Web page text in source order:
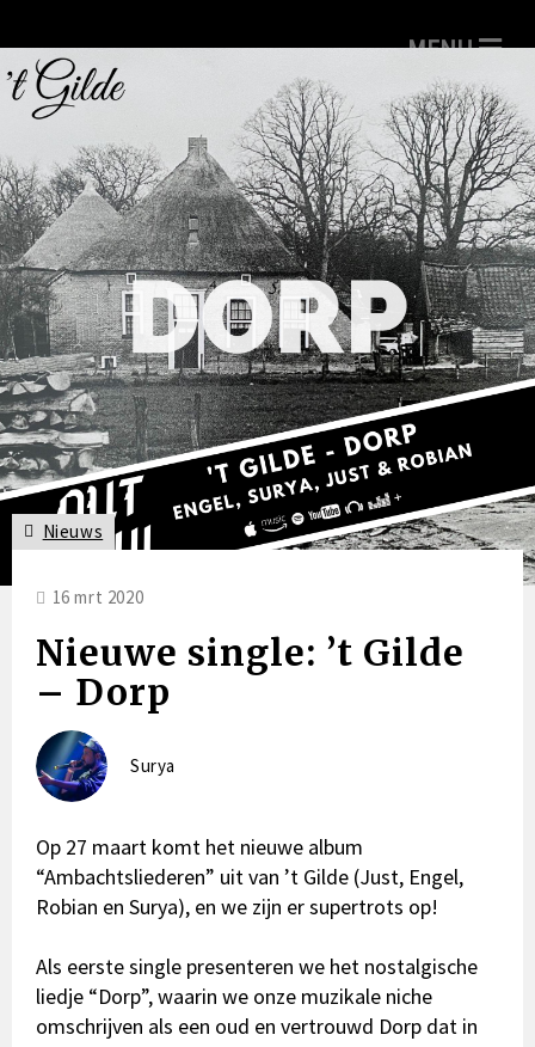
Nieuws
Nieuwe single: ’t Gilde
– Dorp
Surya
16 mrt 2020
Op 27 maart komt het nieuwe album
“Ambachtsliederen” uit van ’t Gilde (Just, Engel,
Robian en Surya), en we zijn er supertrots op!
Als eerste single presenteren we het nostalgische
liedje “Dorp”, waarin we onze muzikale niche
omschrijven als een oud en vertrouwd Dorp dat in